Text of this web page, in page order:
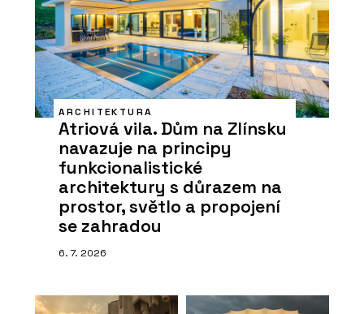
ARCHITEKTURA
Atriová vila. Dům na Zlínsku
navazuje na principy
funkcionalistické
architektury s důrazem na
prostor, světlo a propojení
se zahradou
6. 7. 2026